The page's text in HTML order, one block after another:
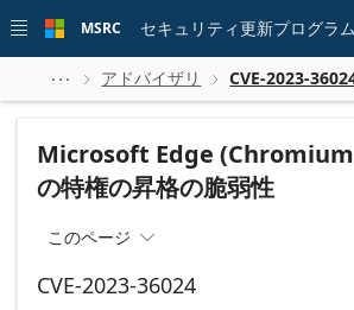
 main
MSRC セキュリティ更新プログラム
  アドバイザリ  CVE-2023-
Microsoft Edge (Chromium
の特権の昇格の脆弱性
このページ 
CVE-2023-36024